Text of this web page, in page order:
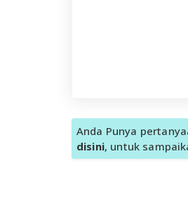
Anda Punya
disini, untuk